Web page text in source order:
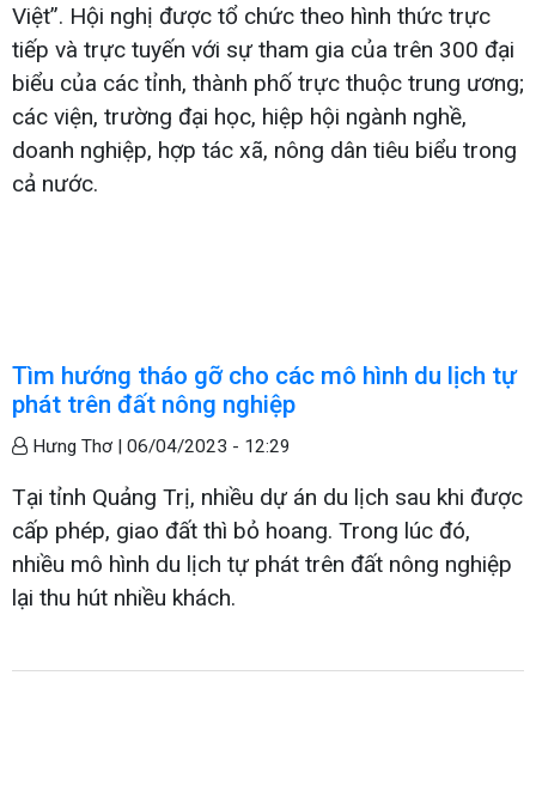
Việt”. Hội nghị được tổ chức theo hình thức trực
tiếp và trực tuyến với sự tham gia của trên 300 đại
biểu của các tỉnh, thành phố trực thuộc trung ương;
các viện, trường đại học, hiệp hội ngành nghề,
doanh nghiệp, hợp tác xã, nông dân tiêu biểu trong
cả nước.
Tìm hướng tháo gỡ cho các mô hình du lịch tự
phát trên đất nông nghiệp
Hưng Thơ | 06/04/2023 - 12:29
Tại tỉnh Quảng Trị, nhiều dự án du lịch sau khi được
cấp phép, giao đất thì bỏ hoang. Trong lúc đó,
nhiều mô hình du lịch tự phát trên đất nông nghiệp
lại thu hút nhiều khách.